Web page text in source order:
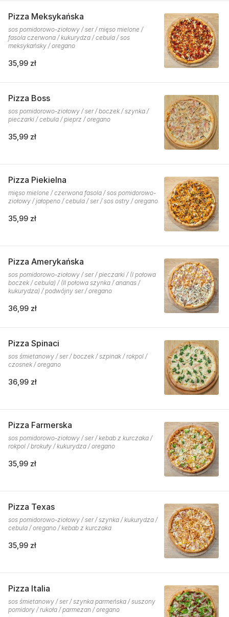
Pizza Meksykańska
sos pomidorowo-ziołowy / ser / mięso mielone /
fasola czerwona / kukurydza / cebula / sos
meksykańsky / oregano
35,99 zł
Pizza Boss
sos pomidorowo-ziołowy / ser / boczek / szynka /
pieczarki / cebula / pieprz / oregano
35,99 zł
Pizza Piekielna
mięso mielone / czerwona fasola / sos pomidorowo-
ziołowy / jałopeno / cebula / ser / sos ostry / oregano
35,99 zł
Pizza Amerykańska
sos pomidorowo-ziołowy / ser / pieczarki / (I połowa
boczek / cebula) / (II połowa szynka / ananas /
kukurydza) / podwójny ser / oregano
36,99 zł
Pizza Spinaci
sos śmietanowy / ser / boczek / szpinak / rokpol /
czosnek / oregano
36,99 zł
Pizza Farmerska
sos pomidorowo-ziołowy / ser / kebab z kurczaka /
rokpol / brokuły / kukurydza / oregano
35,99 zł
Pizza Texas
sos pomidorowo-ziołowy / ser / szynka / kukurydza /
cebula / oregano / kebab z kurczaka
35,99 zł
Pizza Italia
sos śmietanowy / ser / szynka parmeńska / suszony
pomidory / rukoła / parmezan / oregano